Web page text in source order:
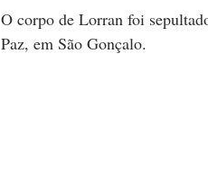
O corpo de Lorran foi
Paz, em São Gonçalo.